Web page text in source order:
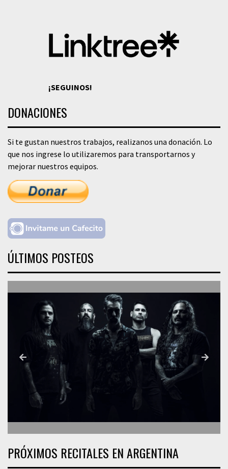
¡SEGUINOS!
DONACIONES
Si te gustan nuestros trabajos, realizanos una donación. Lo
que nos ingrese lo utilizaremos para transportarnos y
mejorar nuestros equipos.
ÚLTIMOS POSTEOS
PRÓXIMOS RECITALES EN ARGENTINA